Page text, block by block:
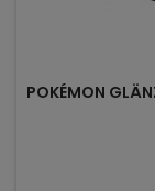
POKÉMON